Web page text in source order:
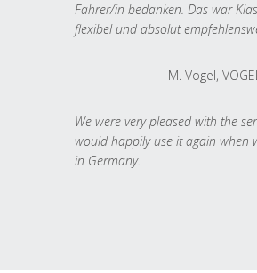
Fahrer/in bedanken. Das war
flexibel und absolut
M. Vogel,
We were very pleased with the
would happily use it again when
in Germany.